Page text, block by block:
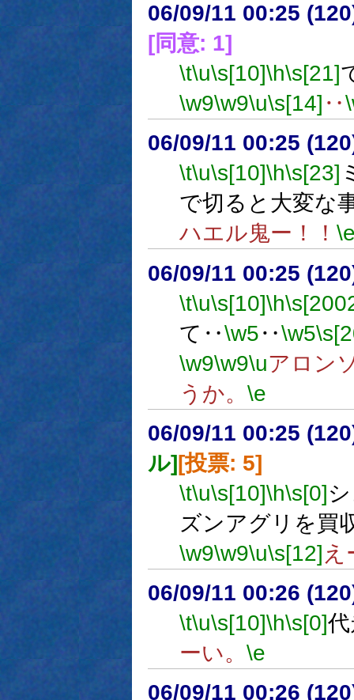
06/09/11 00:25
[同意: 1]
\t\u\s[10]\h\s[21]
\w9\w9\u\s[14] ‥
06/09/11 00:25
\t\u\s[10]\h\s[23]
で切ると大変な
ハエル鬼ー！！
06/09/11 00:25
\t\u\s[10]\h
て‥\w5‥\w5
\w9\w9\uアロン
うか。 \e
06/09/11 00:25
ル][投票: 5]
\t\u\s[10]\h\s[0]
ズンアグリを買
\w9\w9\u\s[12] え
06/09/11 00:26
\t\u\s[10]\h\s[0]
ーい。 \e
06/09/11 00:26